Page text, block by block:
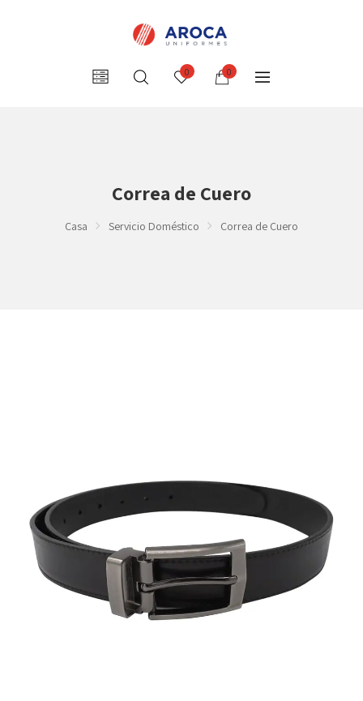
0 0
Correa de Cuero
Casa Servicio Doméstico Correa de Cuero